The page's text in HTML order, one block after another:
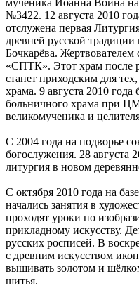
мученика Иоанна Воина
№3422. 12 августа 2010
отслужена первая
древней русской
Бочкарёва.
«СПТК». Этот храм после
станет приходским для
храма. 9 августа 2010
больничного храма при
великомученика и
С 2004 года на подворье
богослужения. 28 августа
литургия в новом
С октября 2010 года на
начались занятия в
проходят уроки по
прикладному искусству.
русских росписей. В
с древним искусством
вышивать золотом и
шитья.